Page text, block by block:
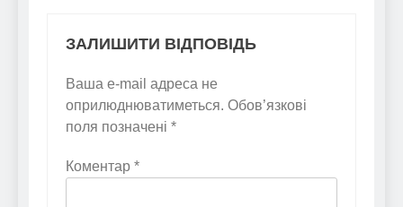
ЗАЛИШИТИ ВІДПОВІДЬ
Ваша e-mail адреса не
оприлюднюватиметься. Обов’язкові
поля позначені *
Коментар *